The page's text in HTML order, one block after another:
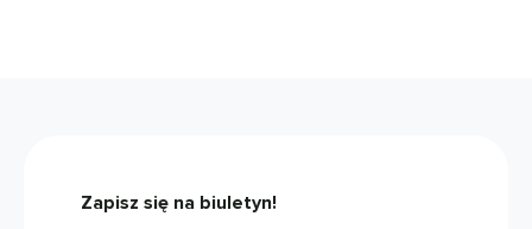
Zapisz się na biuletyn!